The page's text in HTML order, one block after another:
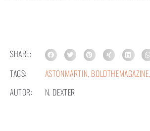
SHARE:
TAGS:
ASTONMARTIN, BOLDTHEMAGAZINE,
AUTOR:
N. DEXTER